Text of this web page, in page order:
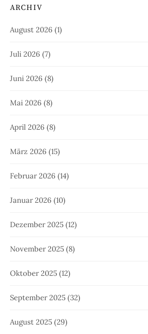
ARCHIV
August 2026 (1)
Juli 2026 (7)
Juni 2026 (8)
Mai 2026 (8)
April 2026 (8)
März 2026 (15)
Februar 2026 (14)
Januar 2026 (10)
Dezember 2025 (12)
November 2025 (8)
Oktober 2025 (12)
September 2025 (32)
August 2025 (29)